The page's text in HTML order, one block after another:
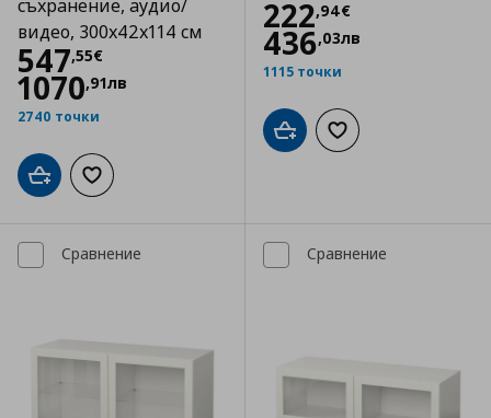
съхранение, аудио/
видео, 300x42x114 см
547,55€
Цена
1070,91лв
2740 точки
Добави в кошницата
Добави към списъка с любими
222,94€
Цена
436,03лв
1115 точки
Добави в кошницата
Добави към
Сравнение Сравнение